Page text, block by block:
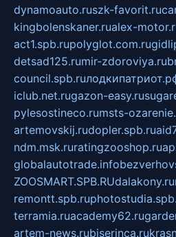
dynamoauto.ruszk-favorit.ru
kingbolenskaner.rualex-
act1.spb.rupolyglot.com.ru
detsad125.rumir-zdoroviya.ru
council.spb.ru
iclub.net.rugazon-easy.ru
pylesostineco.rumsts-
artemovskij.rudopler.spb.ru
ndm.msk.ruratingzooshop.ru
globalautotrade.info
ZOOSMART.SPB.RUdalakony.ru
remontt.spb.ru
terramia.ruacademy62.ru
artem-news.rubiserinca.ru